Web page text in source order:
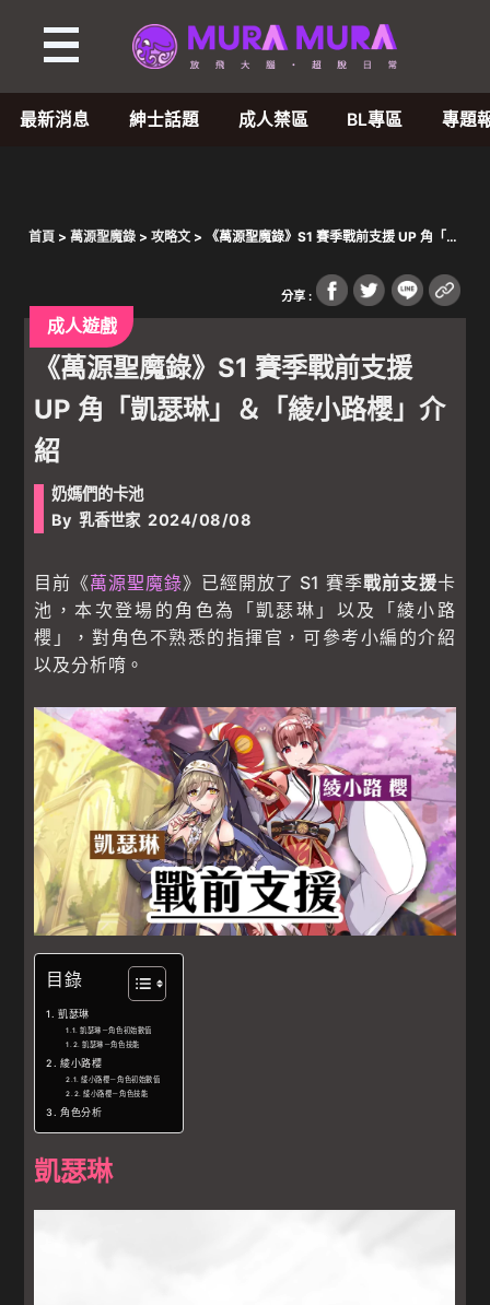
最新消息 紳士話題 成人禁區 BL專區 專題
首頁 > 萬源聖魔錄> 攻略文> 《萬源聖魔錄》S1 賽季戰前支援 UP 角「凱
分享 :
成人遊戲
《萬源聖魔錄》S1 賽季戰前支援
UP 角「凱瑟琳」＆「綾小路櫻」介
紹
奶媽們的卡池
By 乳香世家 2024/08/08
目前《萬源聖魔錄》已經開放了 S1 賽季戰前支援卡
池，本次登場的角色為「凱瑟琳」以及「綾小路
櫻」，對角色不熟悉的指揮官，可參考小編的介紹
以及分析唷。
目錄
凱瑟琳
凱瑟琳－角色初始數值
凱瑟琳－角色技能
綾小路櫻
綾小路櫻－角色初始數值
綾小路櫻－角色技能
角色分析
凱瑟琳